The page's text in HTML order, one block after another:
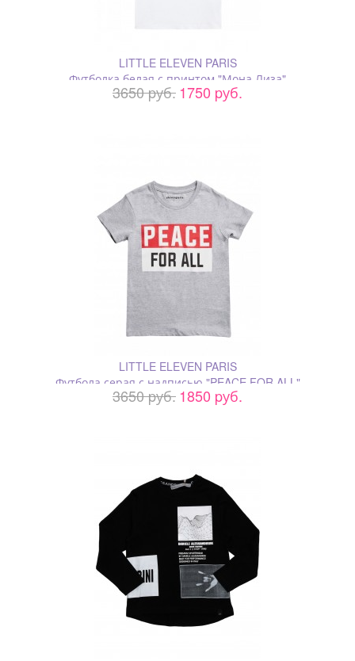
LITTLE ELEVEN PARIS
Футболка белая с принтом "Мона Лиза"
3650 pуб.1750 pуб.
LITTLE ELEVEN PARIS
Футбола серая с надписью "PEACE FOR ALL"
3650 pуб.1850 pуб.